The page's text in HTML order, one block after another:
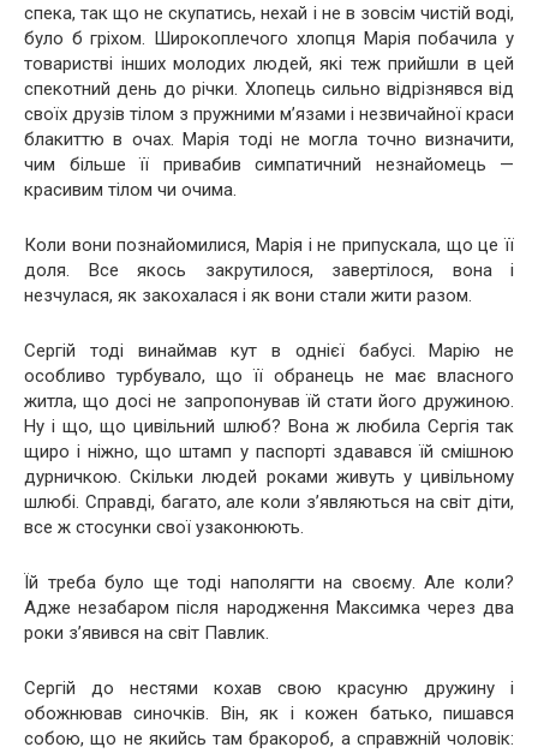
спека, так що не скупатись, нехай і не в зовсім чистій воді,
було б гріхом. Широкоплечого хлопця Марія побачила у
товаристві інших молодих людей, які теж прийшли в цей
спекотний день до річки. Хлопець сильно відрізнявся від
своїх друзів тілом з пружними м’язами і незвичайної краси
блакиттю в очах. Марія тоді не могла точно визначити,
чим більше її привабив симпатичний незнайомець —
красивим тілом чи очима.
Коли вони познайомилися, Марія і не припускала, що це її
доля. Все якось закрутилося, завертілося, вона і
незчулася, як закохалася і як вони стали жити разом.
Сергій тоді винаймав кут в однієї бабусі. Марію не
особливо турбувало, що її обранець не має власного
житла, що досі не запропонував їй стати його дружиною.
Ну і що, що цивільний шлюб? Вона ж любила Сергія так
щиро і ніжно, що штамп у паспорті здавався їй смішною
дурничкою. Скільки людей роками живуть у цивільному
шлюбі. Справді, багато, але коли з’являються на світ діти,
все ж стосунки свої узаконюють.
Їй треба було ще тоді наполягти на своєму. Але коли?
Адже незабаром після народження Максимка через два
роки з’явився на світ Павлик.
Сергій до нестями кохав свою красуню дружину і
обожнював синочків. Він, як і кожен батько, пишався
собою, що не якийсь там бракороб, а справжній чоловік: